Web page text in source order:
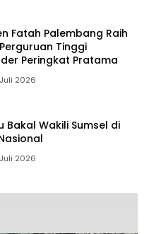
Fatah Palembang Raih
Tinggi
Peringkat Pratama
2026
Bakal Wakili Sumsel di
2026